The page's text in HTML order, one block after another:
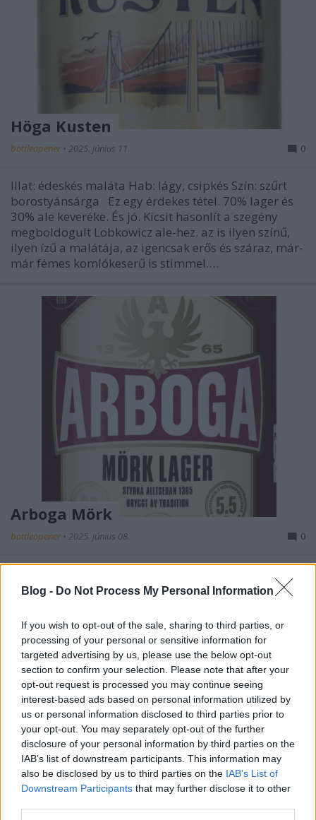
Blog - Do Not Process My Personal Information
If you wish to opt-out of the sale, sharing to third parties, or
processing of your personal or sensitive information for
targeted advertising by us, please use the below opt-out
section to confirm your selection. Please note that after your
opt-out request is processed you may continue seeing
interest-based ads based on personal information utilized by
us or personal information disclosed to third parties prior to
your opt-out. You may separately opt-out of the further
disclosure of your personal information by third parties on the
IAB’s list of downstream participants. This information may
also be disclosed by us to third parties on the IAB’s List of
Downstream Participants that may further disclose it to other
Höga Kusten
bottleopener • 2025. június 11. 0
Illat: édeskés maláta Hab: lágy, csipkés Szín: szűrt
borostyánsárga Ez egy érdekes tétel. 70% lager és
30% ale keveréke. És jó. Kicsit hasonlít a szegény
megboldogult Lobkowicz ale-hez. az is ilyen színű,
ilyen ízű a malátája, az igencsak erős és száraz, már-
már fémes komlókeserű is stimmel.…
Arboga Mörk
bottleopener • 2025. június 08. 0
rézbarna Szerintem ebből meg kell inni egy csomót,
ízvilága még tán a cseh félbarnáknál is
visszafogottabb, alig érzek ki valamit. Meg kell
hagyni, a színe nagyon szép, már inkább…